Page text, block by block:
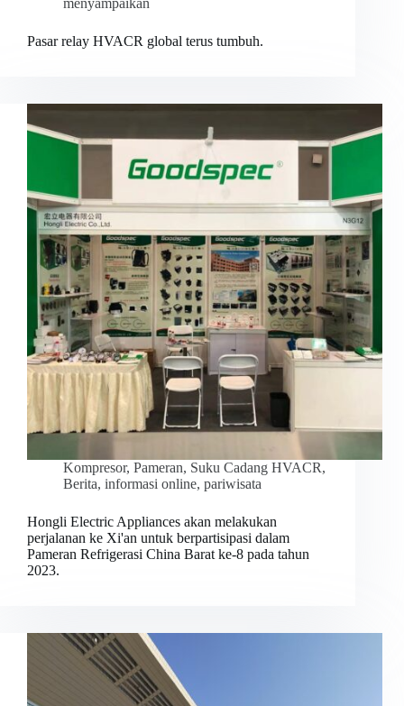
menyampaikan
Pasar relay HVACR global terus tumbuh.
Kompresor, Pameran, Suku Cadang HVACR,
Berita, informasi online, pariwisata
Hongli Electric Appliances akan melakukan
perjalanan ke Xi'an untuk berpartisipasi dalam
Pameran Refrigerasi China Barat ke-8 pada tahun
2023.